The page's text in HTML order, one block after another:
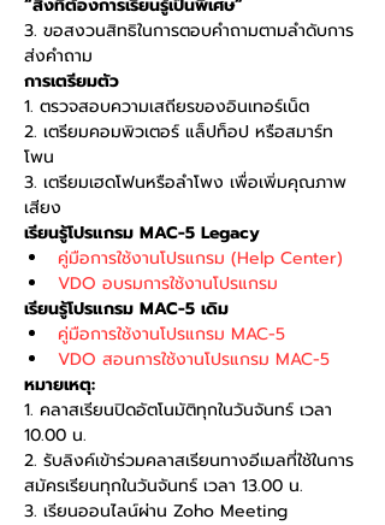
“สิ่งที่ต้องการเรียนรู้เป็นพิเศษ”
3. ขอสงวนสิทธิในการตอบคำถามตามลำดับการ
ส่งคำถาม
การเตรียมตัว
1. ตรวจสอบความเสถียรของอินเทอร์เน็ต
2. เตรียมคอมพิวเตอร์ แล็ปท็อป หรือสมาร์ท
โพน
3. เตรียมเฮดโฟนหรือลำโพง เพื่อเพิ่มคุณภาพ
เสียง
เรียนรู้โปรแกรม MAC-5 Legacy
คู่มือการใช้งานโปรแกรม (Help Center)
VDO อบรมการใช้งานโปรแกรม
เรียนรู้โปรแกรม MAC-5 เดิม
คู่มือการใช้งานโปรแกรม MAC-5
VDO สอนการใช้งานโปรแกรม MAC-5
หมายเหตุ:
1. คลาสเรียนปิดอัตโนมัติทุกในวันจันทร์ เวลา
10.00 น.
2. รับลิงค์เข้าร่วมคลาสเรียนทางอีเมลที่ใช้ในการ
สมัครเรียนทุกในวันจันทร์ เวลา 13.00 น.
3. เรียนออนไลน์ผ่าน Zoho Meeting